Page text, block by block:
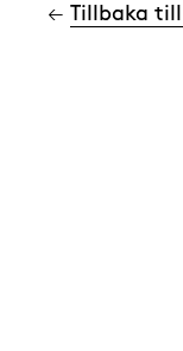
←Tillbaka till